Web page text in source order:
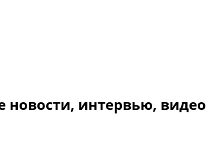
интервью, видео